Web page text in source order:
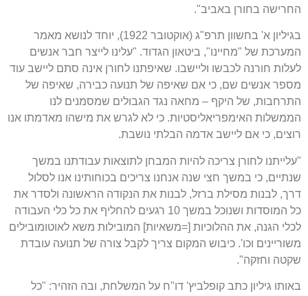
החרישה בחורן באביב".
בגיליון א' בחשוון תרפ"ג (אוקטובר 1922), יוחד לנושא מאמר
המערכת של "מחיינו", ביטאון הגדוד. "עלינו לייצר חבר אנשים
לעלות חורנה לכבשו וליישבו. שאיפתנו לחורן אינה סתם ליישב עוד
מספר אנשים שם, כי אם שאיפה של תנועה כבירה, שאיפה של
התרחבות, של היקף – מחאה נגד הגבולים שמסמנים לנו
הממשלות האימפריאליסטיות. כי לא לגרש את מישהו מאדמתו אנו
רוצים, כי אם ליישב אדמה הבלתי נושבת.
"עלייתנו לחורן צריכה להיות המבחן לתוצאות עבודתנו במשך
שנתיים, כי במשך חצי שנה אנחנו צריכים בכוחותינו אנו לסלול
דרך, לבנות מסילת ברזל, לבנות את הנקודה הראשונה ולסדר את
כל המוסדות ושנוכל במשך 10 רגעים להחליף את כל כלי העבודה
לכלי הגנה, את ההלוכיות [=משאיות] המובילות משא לאוטומובילים
משוריינים וכו'. כיבוש המקום צריך לקבל צורה של תנועה עובדת
שקטה וחזקה".
באותו גיליון כתב קופלביץ' דו"ח על המשלחת, ובה הזהיר: "כל